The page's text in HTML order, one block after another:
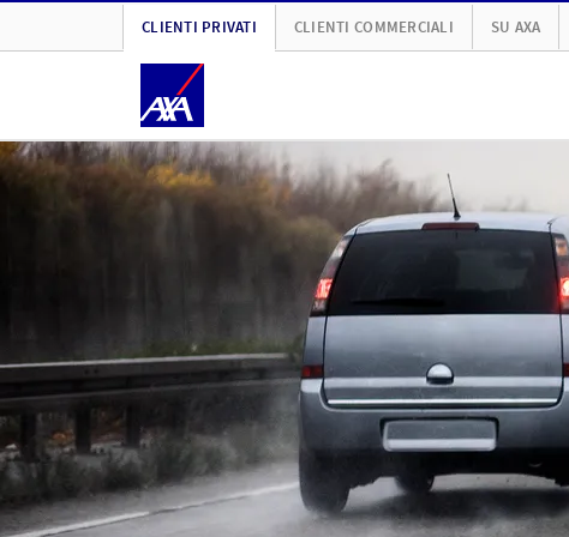
CLIENTI PRIVATI CLIENTI COMMERCIALI SU AXA